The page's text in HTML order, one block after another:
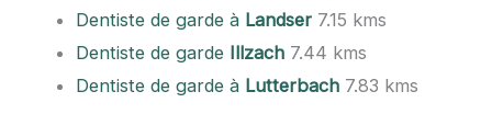
Dentiste de garde à Landser 7.15 kms
Dentiste de garde Illzach 7.44 kms
Dentiste de garde à Lutterbach 7.83 kms